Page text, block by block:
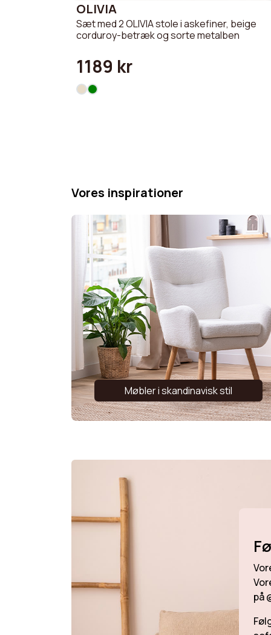
OLIVIA
Sæt med 2 OLIVIA stole i askefiner, beige
corduroy-betræk og sorte metalben
1189 kr
Vores inspirationer
Møbler i skandinavisk stil
på